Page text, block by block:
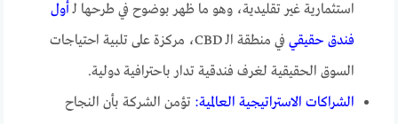
استثمارية غير تقليدية، وهو ما ظهر بوضوح في طرحها لـ أول
فندق حقيقي
في منطقة الـ CBD، مركزة على تلبية احتياجات
السوق الحقيقية لغرف فندقية تدار باحترافية دولية.
الشراكات الاستراتيجية العالمية: تؤمن الشركة بأن النجاح